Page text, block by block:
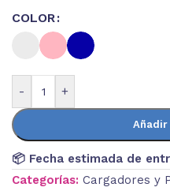
COLOR
- +
📦 Fecha estimada de
Categorías: Cargadores y